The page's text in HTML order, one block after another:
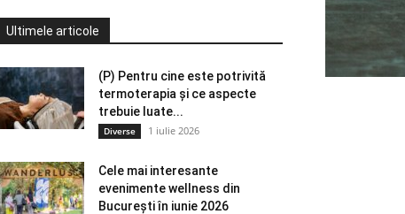
Ultimele articole
(P) Pentru cine este potrivită
termoterapia și ce aspecte
trebuie luate...
Diverse 1 iulie 2026
Cele mai interesante
evenimente wellness din
București în iunie 2026